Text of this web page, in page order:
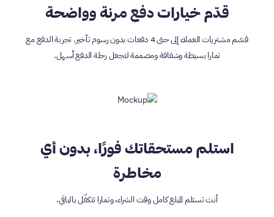
قدّم خيارات دفع مرنة وواضحة
قسّم مشتريات العملاء إلى حتى 4 دفعات بدون رسوم تأخير. تجربة الدفع مع
تمارا بسيطة وشفافة ومصممة لتجعل رحلة الدفع أسهل.
استلم مستحقاتك فورًا، بدون أي
مخاطرة
أنت تستلم المبلغ كامل وقت الشراء، وتمارا تتكفّل بالباقي.